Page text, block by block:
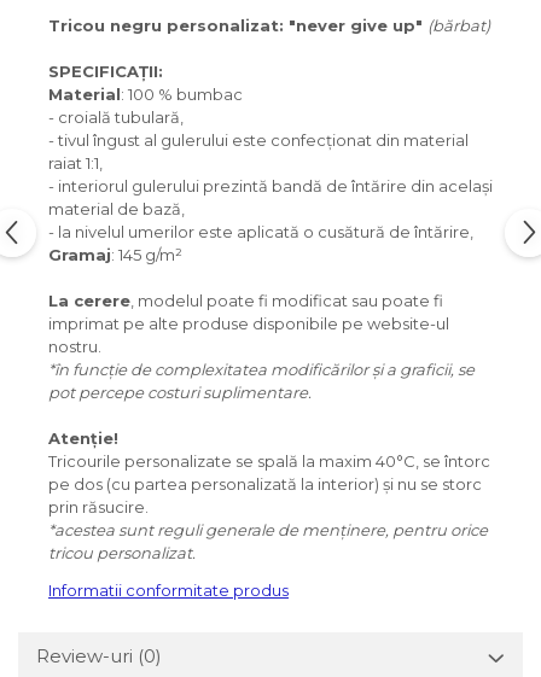
Tricou negru personalizat: "never give up" (bărbat)
SPECIFICAȚII:
Material: 100 % bumbac
- croială tubulară,
- tivul îngust al gulerului este confecționat din material
raiat 1:1,
- interiorul gulerului prezintă bandă de întărire din același
material de bază,
- la nivelul umerilor este aplicată o cusătură de întărire,
Gramaj: 145 g/m²
La cerere , modelul poate fi modificat sau poate fi
imprimat pe alte produse disponibile pe website-ul
nostru.
*în funcție de complexitatea modificărilor și a graficii, se
pot percepe costuri suplimentare.
Atenție!
Tricourile personalizate se spală la maxim 40°C, se întorc
pe dos (cu partea personalizată la interior) și nu se storc
prin răsucire.
*acestea sunt reguli generale de menținere, pentru orice
tricou personalizat.
Informatii conformitate produs
Review-uri (0)